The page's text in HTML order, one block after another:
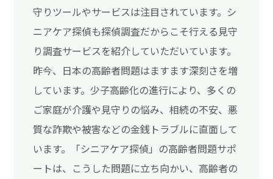
守りツールやサービスは注目されています。シ
ニアケア探偵も探偵調査だからこそ行える見守
り調査サービスを紹介していただいています。
昨今、日本の高齢者問題はますます深刻さを増
しています。少子高齢化の進行により、多くの
ご家庭が介護や見守りの悩み、相続の不安、悪
質な詐欺や被害などの金銭トラブルに直面して
います。「シニアケア探偵」の高齢者問題サポ
ートは、こうした問題に立ち向かい、高齢者の